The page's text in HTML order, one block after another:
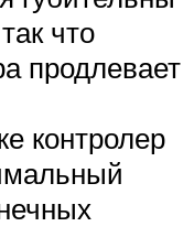
что
продлевает
контролер